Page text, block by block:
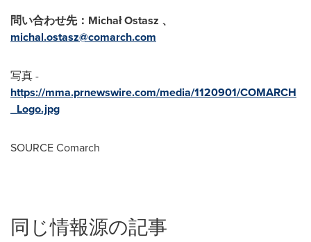
問い合わせ先：Michał Ostasz 、
michal.ostasz@comarch.com
写真 -
https://mma.prnewswire.com/media/1120901/COMARCH
_Logo.jpg
SOURCE Comarch
同じ情報源の記事